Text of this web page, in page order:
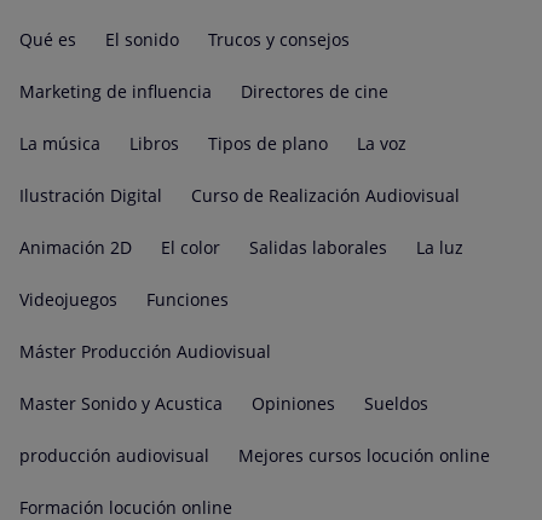
Qué es El sonido Trucos y consejos
Marketing de influencia Directores de cine
La música Libros Tipos de plano La voz
Ilustración Digital Curso de Realización Audiovisual
Animación 2D El color Salidas laborales La luz
Videojuegos Funciones
Máster Producción Audiovisual
Master Sonido y Acustica Opiniones Sueldos
producción audiovisual Mejores cursos locución online
Formación locución online